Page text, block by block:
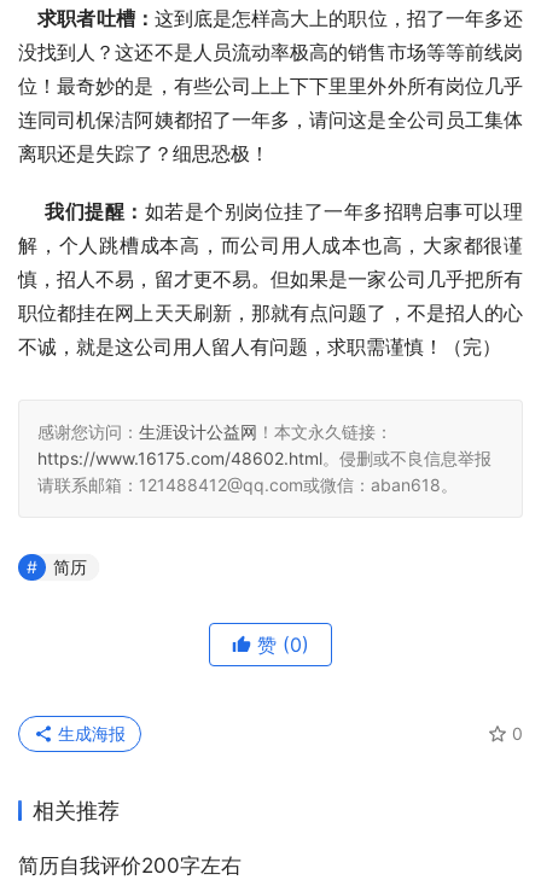
求职者吐槽： 这到底是怎样高大上的职位，招了一年多还
没找到人？这还不是人员流动率极高的销售市场等等前线岗
位！最奇妙的是，有些公司上上下下里里外外所有岗位几乎
连同司机保洁阿姨都招了一年多，请问这是全公司员工集体
离职还是失踪了？细思恐极！
我们提醒： 如若是个别岗位挂了一年多招聘启事可以理
解，个人跳槽成本高，而公司用人成本也高，大家都很谨
慎，招人不易，留才更不易。但如果是一家公司几乎把所有
职位都挂在网上天天刷新，那就有点问题了，不是招人的心
不诚，就是这公司用人留人有问题，求职需谨慎！（完）
感谢您访问： 生涯设计公益网 ！本文永久链接：
https://www.16175.com/48602.html。侵删或不良信息举报
请联系邮箱：121488412@qq.com或微信：aban618。
简历
赞 (0)
0
生成海报
相关推荐
简历自我评价200字左右